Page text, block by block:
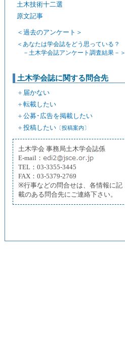
土木技術十二選
原文記事
＜過去のアンケート＞
＜あなたは学会誌をどう思っている？
－土木学会誌アンケート調査結果－＞
土木学会誌に関する問合先
＋ 届かない
＋ 転載したい
＋ 公募･広告を掲載したい
＋ 投稿したい 〔投稿案内〕
土木学会 事務局土木学会誌係
E-mail：
TEL：03-3355-3445
FAX：03-5379-2769
※行事などの問合せは、各情報に記
載のある問合先にご連絡下さい。